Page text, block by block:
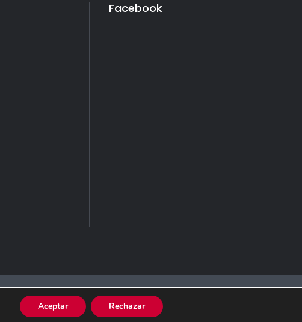
Facebook
Política de Cookies
Aceptar Rechazar